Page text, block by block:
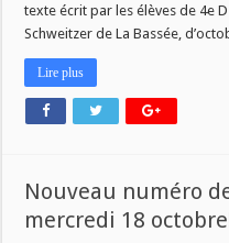
texte écrit par les élèves de 4e
Schweitzer de La Bassée,
Lire plus
Nouveau numéro
mercredi 18